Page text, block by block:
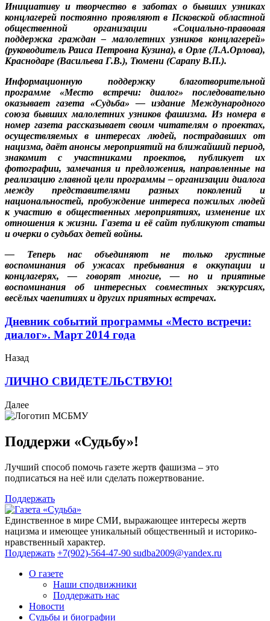
Инициативу и творчество в заботах о бывших узниках
концлагерей постоянно проявляют в Псковской областной
общественной организации «Социально-правовая
поддержка граждан – малолетних узников концлагерей»
(руководитель Раиса Петровна Кузина), в Орле (Л.А.Орлова),
Краснодаре (Васильева Г.В.), Тюмени (Сарапу В.П.).
Информационную поддержку благотворительной
программе «Место встречи: диалог» последовательно
оказывает газета «Судьба» — издание Международного
союза бывших малолетних узников фашизма. Из номера в
номер газета рассказывает своим читателям о проектах,
осуществляемых в интересах людей, пострадавших от
нацизма, даёт анонсы мероприятий на ближайший период,
знакомит с участниками проектов, публикует их
фотографии, замечания и предложения, направленные на
реализацию главной цели программы – организации диалога
между представителями разных поколений и
национальностей, пробуждение интереса пожилых людей
к участию в общественных мероприятиях, изменение их
отношения к жизни. Газета и её сайт публикуют статьи
и очерки о судьбах детей войны.
— Теперь нас объединяют не только грустные
воспоминания об ужасах пребывания в оккупации и
концлагерях, — говорят многие, — но и приятные
воспоминания об интересных совместных экскурсиях,
весёлых чаепитиях и других приятных встречах.
Дневник событий программы «Место встречи:
диалог». Март 2014 года
Назад
ЛИЧНО СВИДЕТЕЛЬСТВУЮ!
Далее
Поддержи «Судьбу»!
Лучший способ помочь газете жертв фашизма – это
подписаться на неё или сделать пожертвование.
Поддержать
Единственное в мире СМИ, выражающее интересы жертв
нацизма и имеющее уникальный общественный и историко-
нравственный характер.
Поддержать +7(902)-564-47-90 sudba2009@yandex.ru
О газете
Наши сподвижники
Поддержать нас
Новости
Судьбы и биографии